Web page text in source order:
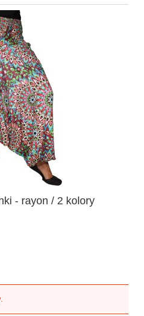
- rayon / 2 kolory